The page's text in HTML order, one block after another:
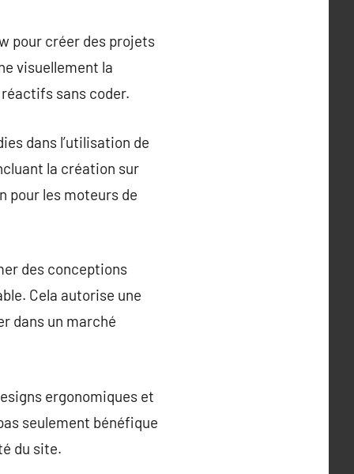
pour créer des projets
visuellement la
sans coder.
dans l’utilisation de
la création sur
pour les moteurs de
des conceptions
Cela autorise une
dans un marché
ergonomiques et
seulement bénéfique
du site.